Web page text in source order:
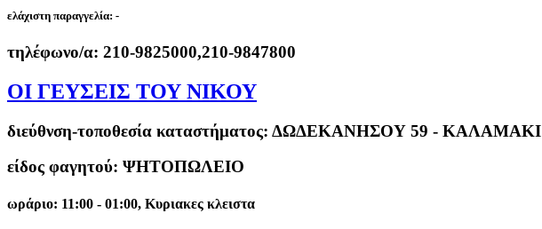
ελάχιστη παραγγελία: -
τηλέφωνο/α: 210-9825000,210-9847800
ΟΙ ΓΕΥΣΕΙΣ ΤΟΥ ΝΙΚΟΥ
διεύθνση-τοποθεσία καταστήματος: ΔΩΔΕΚΑΝΗΣΟΥ 59 - ΚΑΛΑΜΑΚΙ
είδος φαγητού: ΨΗΤΟΠΩΛΕΙΟ
ωράριο: 11:00 - 01:00, Κυριακες κλειστα